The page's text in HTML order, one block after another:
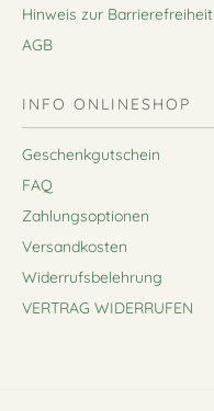
Hinweis zur Barrierefreiheit
AGB
INFO ONLINESHOP
Geschenkgutschein
FAQ
Zahlungsoptionen
Versandkosten
Widerrufsbelehrung
VERTRAG WIDERRUFEN